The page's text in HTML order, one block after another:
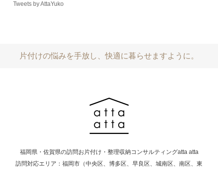
Tweets by AttaYuko
片付けの悩みを手放し、快適に暮らせますように。
福岡県・佐賀県の訪問お片付け・整理収納コンサルティングatta atta
訪問対応エリア：福岡市（中央区、博多区、早良区、城南区、南区、東